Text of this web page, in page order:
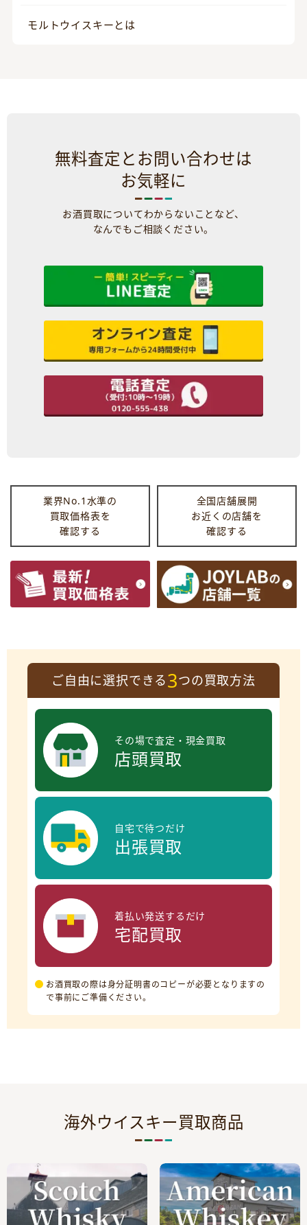
モルトウイスキーとは
無料査定とお問い合わせは
お気軽に
お酒買取についてわからないことなど、
なんでもご相談ください。
業界No.1水準の
買取価格表を
確認する
全国店舗展開
お近くの店舗を
確認する
ご自由に選択できる3つの買取方法
その場で査定・現金買取
店頭買取
自宅で待つだけ
出張買取
着払い発送するだけ
宅配買取
お酒買取の際は身分証明書のコピーが必要となりますの
で事前にご準備ください。
海外ウイスキー買取商品